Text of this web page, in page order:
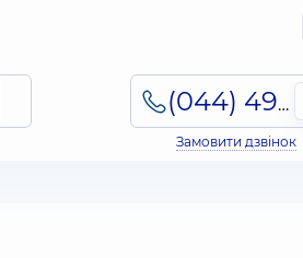
(044) 495-2-888
Замовити дзвінок